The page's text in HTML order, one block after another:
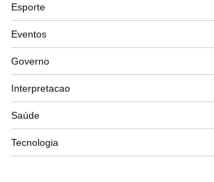
Esporte
Eventos
Governo
Interpretacao
Saúde
Tecnologia